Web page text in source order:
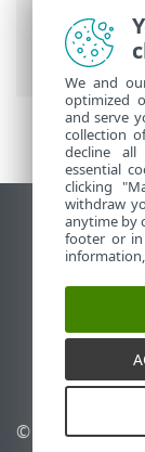
케쥴러 >
데스크톱
End of Life
ESET 지식
ESET
국가별 지원
© 1992 - 2026
We and
optimized
and serve
collection
decline all
essential
clicking
withdraw
anytime by
footer or in